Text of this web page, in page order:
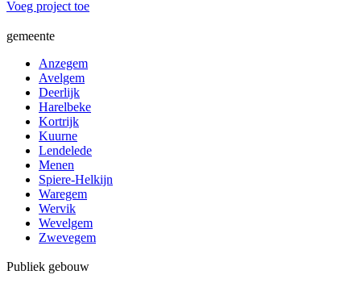
Voeg project toe
gemeente
Anzegem
Avelgem
Deerlijk
Harelbeke
Kortrijk
Kuurne
Lendelede
Menen
Spiere-Helkijn
Waregem
Wervik
Wevelgem
Zwevegem
Publiek gebouw